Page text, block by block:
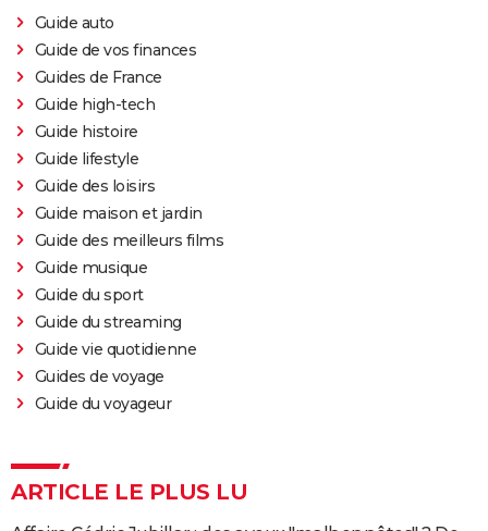
Guide auto
Guide de vos finances
Guides de France
Guide high-tech
Guide histoire
Guide lifestyle
Guide des loisirs
Guide maison et jardin
Guide des meilleurs films
Guide musique
Guide du sport
Guide du streaming
Guide vie quotidienne
Guides de voyage
Guide du voyageur
ARTICLE LE PLUS LU